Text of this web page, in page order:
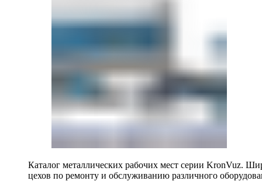
Каталог металлических рабочих мест серии KronVuz.
цехов по ремонту и обслуживанию различного